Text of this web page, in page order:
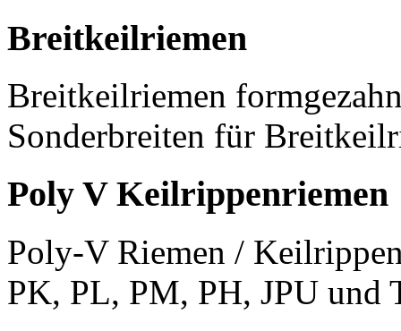
Breitkeilriemen
Breitkeilriemen
Sonderbreiten für
Poly V Keilrippenriemen
Poly-V Riemen /
PK, PL, PM, PH, JPU und